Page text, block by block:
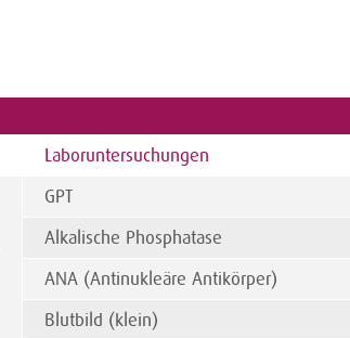
Laboruntersuchungen
GPT
Alkalische Phosphatase
ANA (Antinukleäre Antikörper)
Blutbild (klein)